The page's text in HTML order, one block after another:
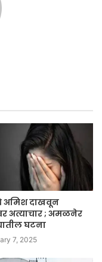
अमिश दाखवून
अत्याचार ; अमळनेर
घटना
7, 2025